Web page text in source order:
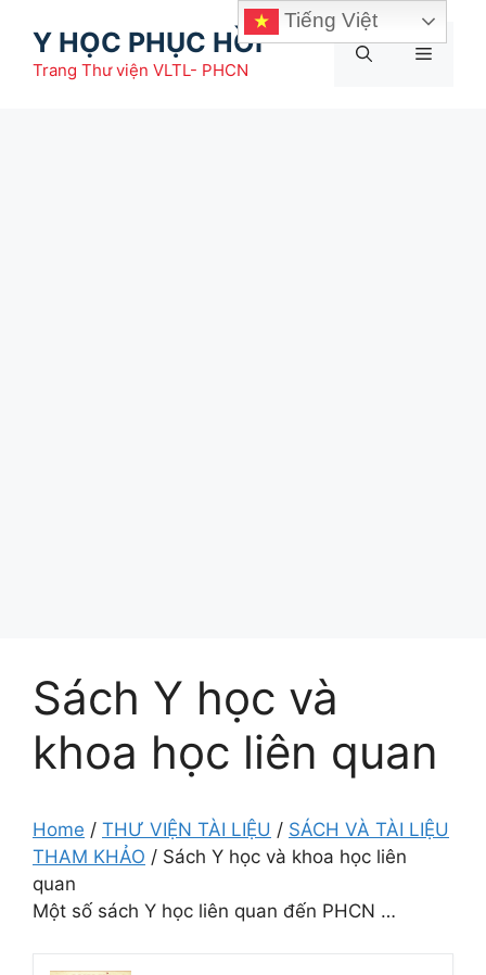
Y HỌC PHỤC HỒI
Trang Thư viện VLTL- PHCN
Menu
Sách Y học và
khoa học liên quan
Home / THƯ VIỆN TÀI LIỆU / SÁCH VÀ TÀI LIỆU
THAM KHẢO / Sách Y học và khoa học liên
quan
Một số sách Y học liên quan đến PHCN …
Tiếng Việt